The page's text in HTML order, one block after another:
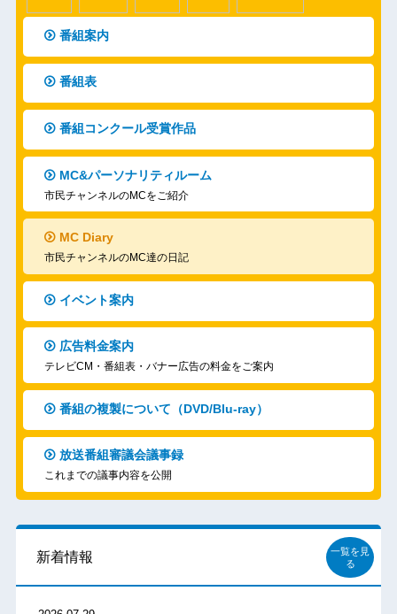
番組案内
番組表
番組コンクール受賞作品
MC&パーソナリティルーム
市民チャンネルのMCをご紹介
MC Diary
市民チャンネルのMC達の日記
イベント案内
広告料金案内
テレビCM・番組表・バナー広告の料金をご案内
番組の複製について（DVD/Blu-ray）
放送番組審議会議事録
これまでの議事内容を公開
新着情報
一覧を見
る